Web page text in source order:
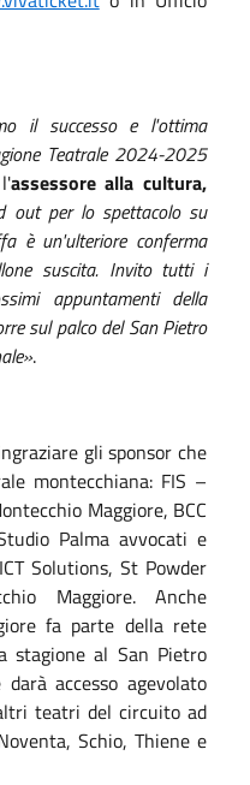
il successo e l'ottima
Teatrale 2024-2025
assessore alla cultura,
out per lo spettacolo su
è un'ulteriore conferma
suscita. Invito tutti i
appuntamenti della
sul palco del San Pietro
.
gli sponsor che
montecchiana: FIS –
Maggiore, BCC
Palma avvocati e
Solutions, St Powder
Maggiore. Anche
fa parte della rete
stagione al San Pietro
accesso agevolato
teatri del circuito ad
Schio, Thiene e